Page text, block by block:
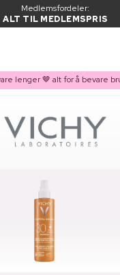
Medlemsfordeler:
ALT TIL MEDLEMSPRIS
lenger 🤎 alt for å bevare